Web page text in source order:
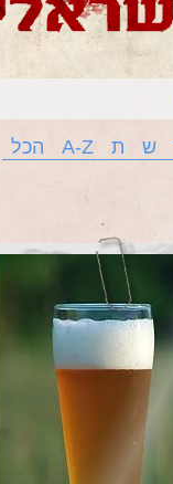
ש ת A-Z הכל